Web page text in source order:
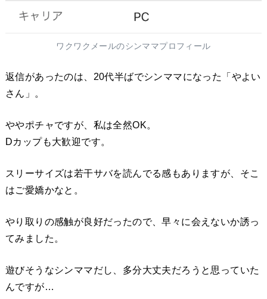
ワクワクメールのシンママプロフィール
返信があったのは、20代半ばでシンママになった「やよい
さん」。
ややポチャですが、私は全然OK。
Dカップも大歓迎です。
スリーサイズは若干サバを読んでる感もありますが、そこ
はご愛嬌かなと。
やり取りの感触が良好だったので、早々に会えないか誘っ
てみました。
遊びそうなシンママだし、多分大丈夫だろうと思っていた
んですが…